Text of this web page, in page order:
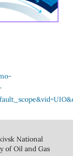
National
of Oil and Gas